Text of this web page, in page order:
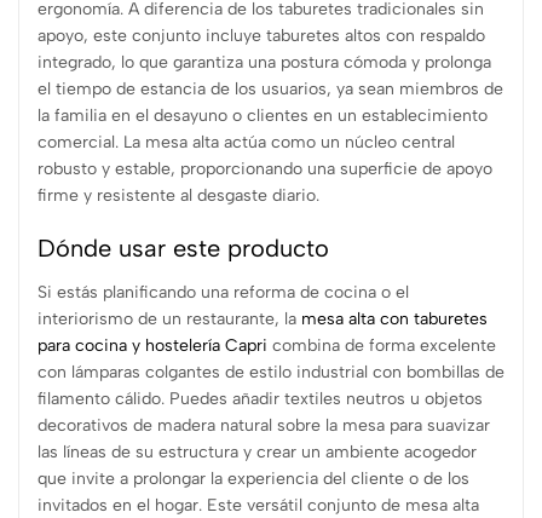
ergonomía. A diferencia de los taburetes tradicionales sin
apoyo, este conjunto incluye taburetes altos con respaldo
integrado, lo que garantiza una postura cómoda y prolonga
el tiempo de estancia de los usuarios, ya sean miembros de
la familia en el desayuno o clientes en un establecimiento
comercial. La mesa alta actúa como un núcleo central
robusto y estable, proporcionando una superficie de apoyo
firme y resistente al desgaste diario.
Dónde usar este producto
Si estás planificando una reforma de cocina o el
interiorismo de un restaurante, la mesa alta con taburetes
para cocina y hostelería Capri combina de forma excelente
con lámparas colgantes de estilo industrial con bombillas de
filamento cálido. Puedes añadir textiles neutros u objetos
decorativos de madera natural sobre la mesa para suavizar
las líneas de su estructura y crear un ambiente acogedor
que invite a prolongar la experiencia del cliente o de los
invitados en el hogar. Este versátil conjunto de mesa alta